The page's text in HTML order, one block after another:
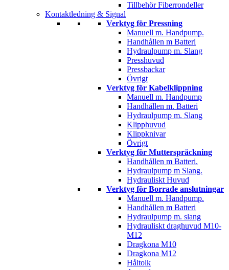
Tillbehör Fiberrondeller
Kontaktledning & Signal
Verktyg för Pressning
Manuell m. Handpump.
Handhållen m Batteri
Hydraulpump m. Slang
Presshuvud
Pressbackar
Övrigt
Verktyg för Kabelklippning
Manuell m. Handpump
Handhållen m. Batteri
Hydraulpump m. Slang
Klipphuvud
Klippknivar
Övrigt
Verktyg för Mutterspräckning
Handhållen m Batteri.
Hydraulpump m Slang.
Hydrauliskt Huvud
Verktyg för Borrade anslutningar
Manuell m. Handpump.
Handhållen m Batteri
Hydraulpump m. slang
Hydrauliskt draghuvud M10-
M12
Dragkona M10
Dragkona M12
Håltolk